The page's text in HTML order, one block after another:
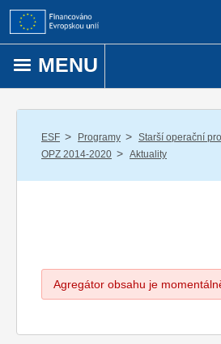
Přejít k obsahu
MENU
ESF / Programy / Starší operační
OPZ 2014-2020 / Aktuality
Agregátor obsahu je